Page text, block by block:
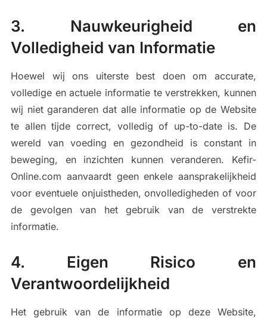
3. Nauwkeurigheid en
Volledigheid van Informatie
Hoewel wij ons uiterste best doen om accurate,
volledige en actuele informatie te verstrekken, kunnen
wij niet garanderen dat alle informatie op de Website
te allen tijde correct, volledig of up-to-date is. De
wereld van voeding en gezondheid is constant in
beweging, en inzichten kunnen veranderen. Kefir-
Online.com aanvaardt geen enkele aansprakelijkheid
voor eventuele onjuistheden, onvolledigheden of voor
de gevolgen van het gebruik van de verstrekte
informatie.
4. Eigen Risico en
Verantwoordelijkheid
Het gebruik van de informatie op deze Website,